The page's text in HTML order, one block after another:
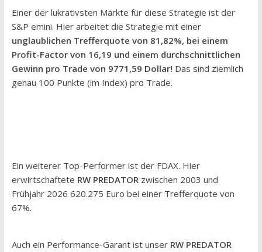
Einer der lukrativsten Märkte für diese Strategie ist der
S&P emini. Hier arbeitet die Strategie mit einer
unglaublichen Trefferquote von 81,82%, bei einem
Profit-Factor von 16,19 und einem durchschnittlichen
Gewinn pro Trade von 9771,59 Dollar! Das sind ziemlich
genau 100 Punkte (im Index) pro Trade.
Ein weiterer Top-Performer ist der FDAX. Hier
erwirtschaftete RW PREDATOR zwischen 2003 und
Frühjahr 2026 620.275 Euro bei einer Trefferquote von
67%.
Auch ein Performance-Garant ist unser RW PREDATOR